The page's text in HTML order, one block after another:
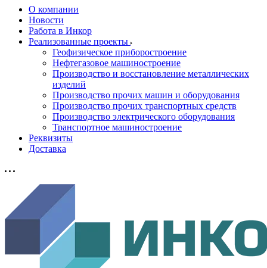
О компании
Новости
Работа в Инкор
Реализованные проекты
Геофизическое приборостроение
Нефтегазовое машиностроение
Производство и восстановление металлических
изделий
Производство прочих машин и оборудования
Производство прочих транспортных средств
Производство электрического оборудования
Транспортное машиностроение
Реквизиты
Доставка